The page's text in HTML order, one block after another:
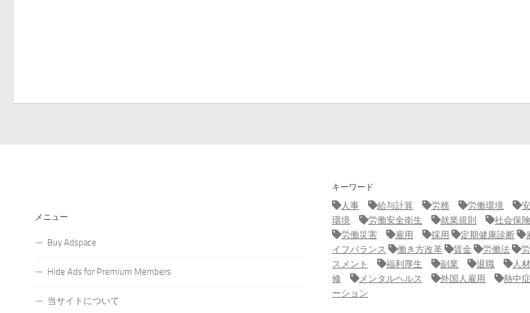
メニュー
Buy Adspace
Hide Ads for Premium Members
当サイトについて
キーワード
人事
給与計算 労務 労働環境
環境
労働安全衛生 就業規則 社会保険
労働災害
雇用 採用 定期健康診断
イフバランス
働き方改革 賃金 労働法
スメント
福利厚生 副業 退職 人
修
メンタルヘルス 外国人雇用 熱中
ーション